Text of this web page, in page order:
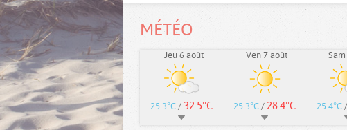
MÉTÉO
Jeu 6 août
25.3°C / 32.5°C
Ven 7 août
25.3°C / 28.4°C 25.4°C /